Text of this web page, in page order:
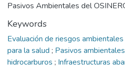
Pasivos Ambientales del
Keywords
Evaluación de riesgos ambientales
para la salud ; Pasivos ambientales
hidrocarburos ; Infraestructuras